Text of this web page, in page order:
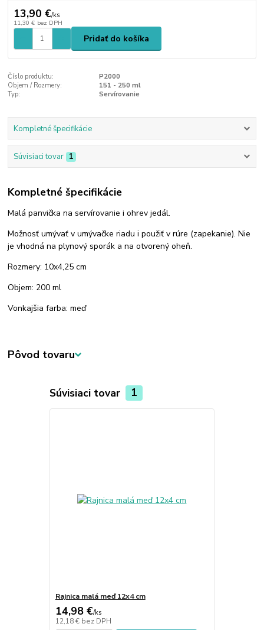
13,90 €/ks
11,30 € bez DPH
Pridať do košíka
Číslo produktu:
P2000
Objem / Rozmery:
151 - 250 ml
Typ:
Servírovanie
Kompletné špecifikácie
Súvisiaci tovar 1
Kompletné špecifikácie
Malá panvička na servírovanie i ohrev jedál.
Možnosť umývať v umývačke riadu i použiť v rúre (zapekanie). Nie
je vhodná na plynový sporák a na otvorený oheň.
Rozmery: 10x4,25 cm
Objem: 200 ml
Vonkajšia farba: meď
Pôvod tovaru
Súvisiaci tovar 1
Rajnica malá meď 12x4 cm
14,98 €/ks
12,18 € bez DPH